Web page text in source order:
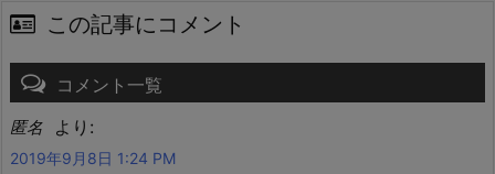
この記事にコメント
コメント一覧
匿名 より:
2019年9月8日 1:24 PM